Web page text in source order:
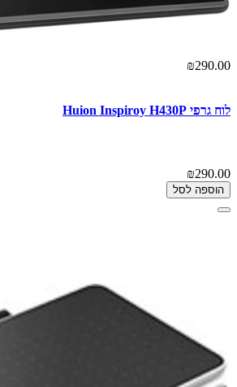
₪290.00
לוח גרפי Huion Inspiroy H430P
₪290.00
הוספה לסל